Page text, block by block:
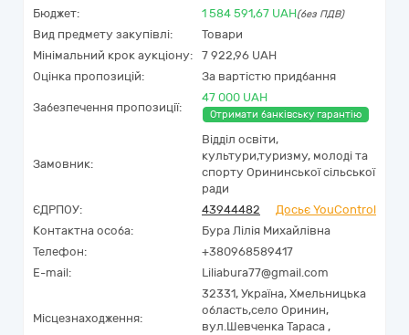
Бюджет: 1 584 591,67 UAH(без ПДВ)
Вид предмету закупівлі:
Товари
Мінімальний крок аукціону:
7 922,96 UAH
Оцінка пропозицій:
За вартістю придбання
Забезпечення пропозиції:
47 000 UAH
Отримати банківську гарантію
Замовник:
Відділ освіти,
культури,туризму, молоді та
спорту Орининської сільської
ради
ЄДРПОУ:
43944482
Досьє YouControl
Контактна особа:
Бура Лілія Михайлівна
Телефон:
+380968589417
E-mail:
Liliabura77@gmail.com
Місцезнаходження:
32331, Україна, Хмельницька
область,село Оринин,
вул.Шевченка Тараса ,